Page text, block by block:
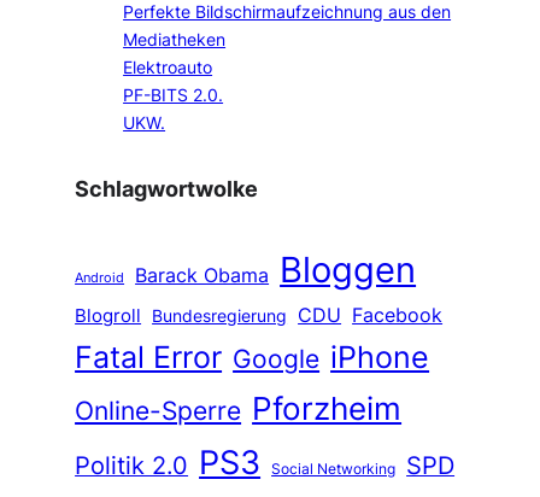
Perfekte Bildschirmaufzeichnung aus den
Mediatheken
Elektroauto
PF-BITS 2.0.
UKW.
Schlagwortwolke
Android Barack Obama Bloggen
Blogroll Bundesregierung CDU Facebook
Fatal Error Google iPhone
Online-Sperre Pforzheim
Politik 2.0 PS3 Social Networking
SPD